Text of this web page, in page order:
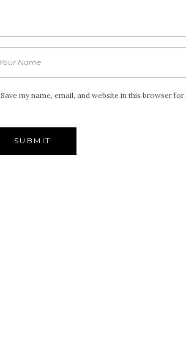
Save my name, email, and website in this browser